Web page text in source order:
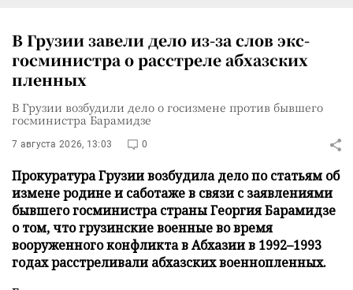
В Грузии завели дело из-за слов экс-
госминистра о расстреле абхазских
пленных
В Грузии возбудили дело о госизмене против бывшего
госминистра Барамидзе
7 августа 2026, 13:03 0
Прокуратура Грузии возбудила дело по статьям об
измене родине и саботаже в связи с заявлениями
бывшего госминистра страны Георгия Барамидзе
о том, что грузинские военные во время
вооруженного конфликта в Абхазии в 1992–1993
годах расстреливали абхазских военнопленных.